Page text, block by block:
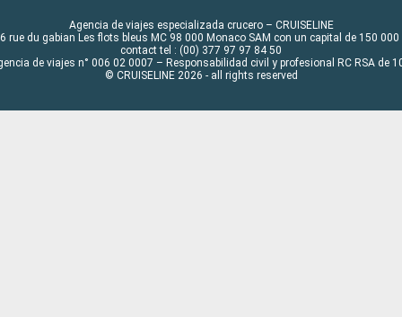
Agencia de viajes especializada crucero – CRUISELINE
rue du gabian Les flots bleus MC 98 000 Monaco SAM con un capital de 150 000
contact tel : (00) 377 97 97 84 50
de viajes n° 006 02 0007 – Responsabilidad civil y profesional RC RSA de
© CRUISELINE 2026 - all rights reserved